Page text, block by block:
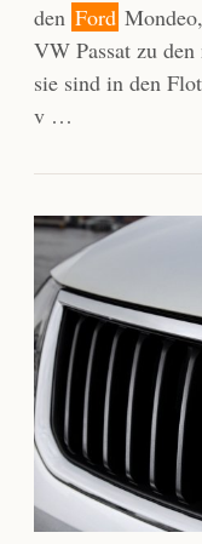
den Ford
VW Passat zu
sie sind in den
v …